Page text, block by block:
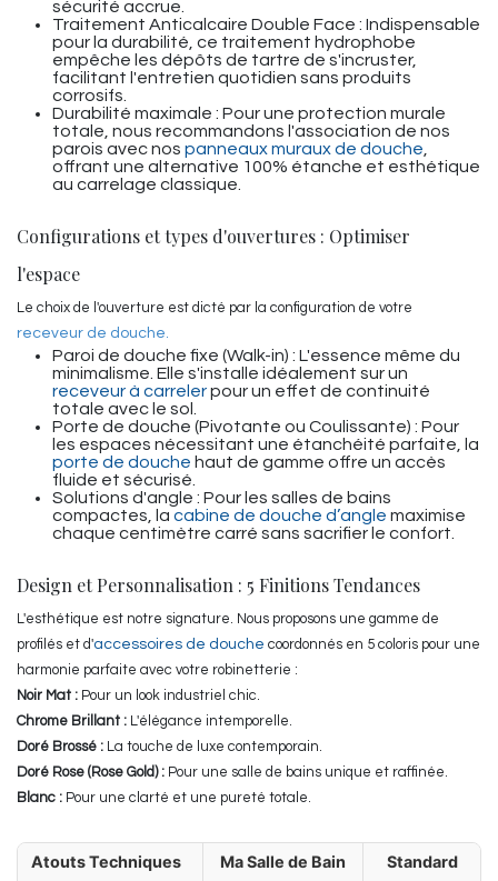
sécurité accrue.
Traitement Anticalcaire Double Face : Indispensable
pour la durabilité, ce traitement hydrophobe
empêche les dépôts de tartre de s'incruster,
facilitant l'entretien quotidien sans produits
corrosifs.
Durabilité maximale : Pour une protection murale
totale, nous recommandons l'association de nos
parois avec nos panneaux muraux de douche
offrant une alternative 100% étanche et esthétique
au carrelage classique.
Configurations et types d'ouvertures : Optimiser
l'espace
Le choix de l'ouverture est dicté par la configuration de votre
receveur de douche.
Paroi de douche fixe (Walk-in) : L'essence même du
minimalisme. Elle s'installe idéalement sur un
receveur à carrelerpour un effet de continuité
totale avec le sol.
Porte de douche (Pivotante ou Coulissante) : Pour
les espaces nécessitant une étanchéité parfaite, la
porte de douche haut de gamme offre un accès
fluide et sécurisé.
Solutions d'angle : Pour les salles de bains
compactes, la cabine de douche d’angle maximise
chaque centimètre carré sans sacrifier le confort.
Design et Personnalisation : 5 Finitions Tendances
L'esthétique est notre signature. Nous proposons une gamme de
profilés et d'accessoires de douche coordonnés en 5 coloris pour une
harmonie parfaite avec votre robinetterie :
Noir Mat : Pour un look industriel chic.
Chrome Brillant : L'élégance intemporelle.
Doré Brossé : La touche de luxe contemporain.
Doré Rose (Rose Gold) : Pour une salle de bains unique et raffinée.
Blanc : Pour une clarté et une pureté totale.
Atouts Techniques Ma Salle de Bain Standard